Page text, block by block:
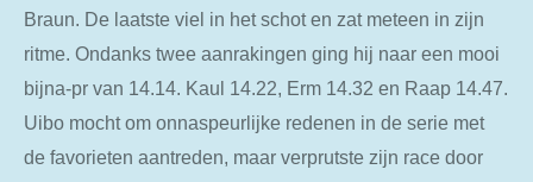
Braun. De laatste viel in het schot en zat meteen in zijn
ritme. Ondanks twee aanrakingen ging hij naar een mooi
bijna-pr van 14.14. Kaul 14.22, Erm 14.32 en Raap 14.47.
Uibo mocht om onnaspeurlijke redenen in de serie met
de favorieten aantreden, maar verprutste zijn race door